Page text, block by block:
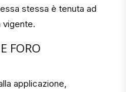
stessa è tenuta ad
vigente.
FORO
applicazione,